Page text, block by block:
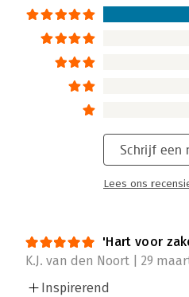
Hart voor
Liefde. Cor
wat voor één!
Lees verder
Schrijf een
Lees ons
'Hart voor
K.J. van den Noort | 29
Inspirerend